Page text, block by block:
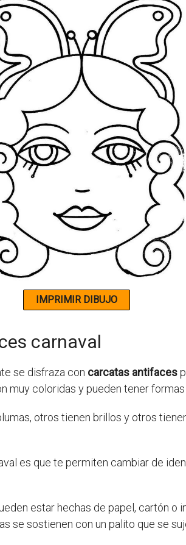
carnaval
se disfraza con carcatas antifaces
muy coloridas y pueden tener
otros tienen brillos y otros
es que te permiten cambiar de
estar hechas de papel, cartón o
se sostienen con un palito que se